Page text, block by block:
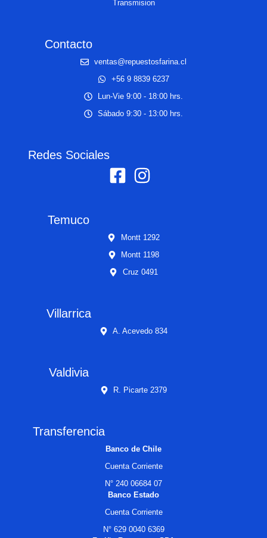
Transmision
Contacto
ventas@repuestosfarina.cl
+56 9 8839 6237
Lun-Vie 9:00 - 18:00 hrs.
Sábado 9:30 - 13:00 hrs.
Redes Sociales
Temuco
Montt 1292
Montt 1198
Cruz 0491
Villarrica
A. Acevedo 834
Valdivia
R. Picarte 2379
Transferencia
Banco de Chile
Cuenta Corriente
N° 240 06684 07
Banco Estado
Cuenta Corriente
N° 629 0040 6369